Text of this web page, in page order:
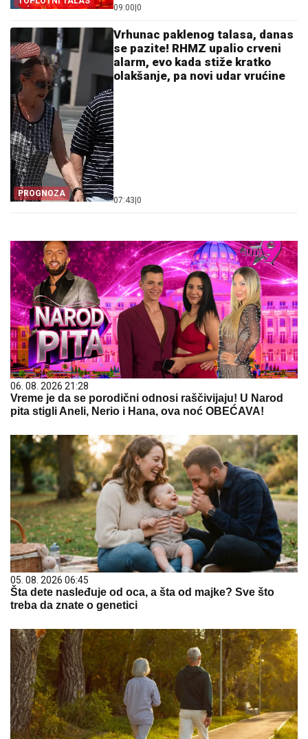
09:00 0
PROGNOZA
Vrhunac paklenog talasa, danas
se pazite! RHMZ upalio crveni
alarm, evo kada stiže kratko
olakšanje, pa novi udar vrućine
07:43 0
06. 08. 2026 21:28
Vreme je da se porodični odnosi raščivijaju! U Narod
pita stigli Aneli, Nerio i Hana, ova noć OBEĆAVA!
05. 08. 2026 06:45
Šta dete nasleđuje od oca, a šta od majke? Sve što
treba da znate o genetici